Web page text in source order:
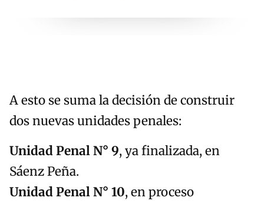
A esto se suma la decisión de construir
dos nuevas unidades penales:
Unidad Penal N° 9, ya finalizada, en
Sáenz Peña.
Unidad Penal N° 10, en proceso